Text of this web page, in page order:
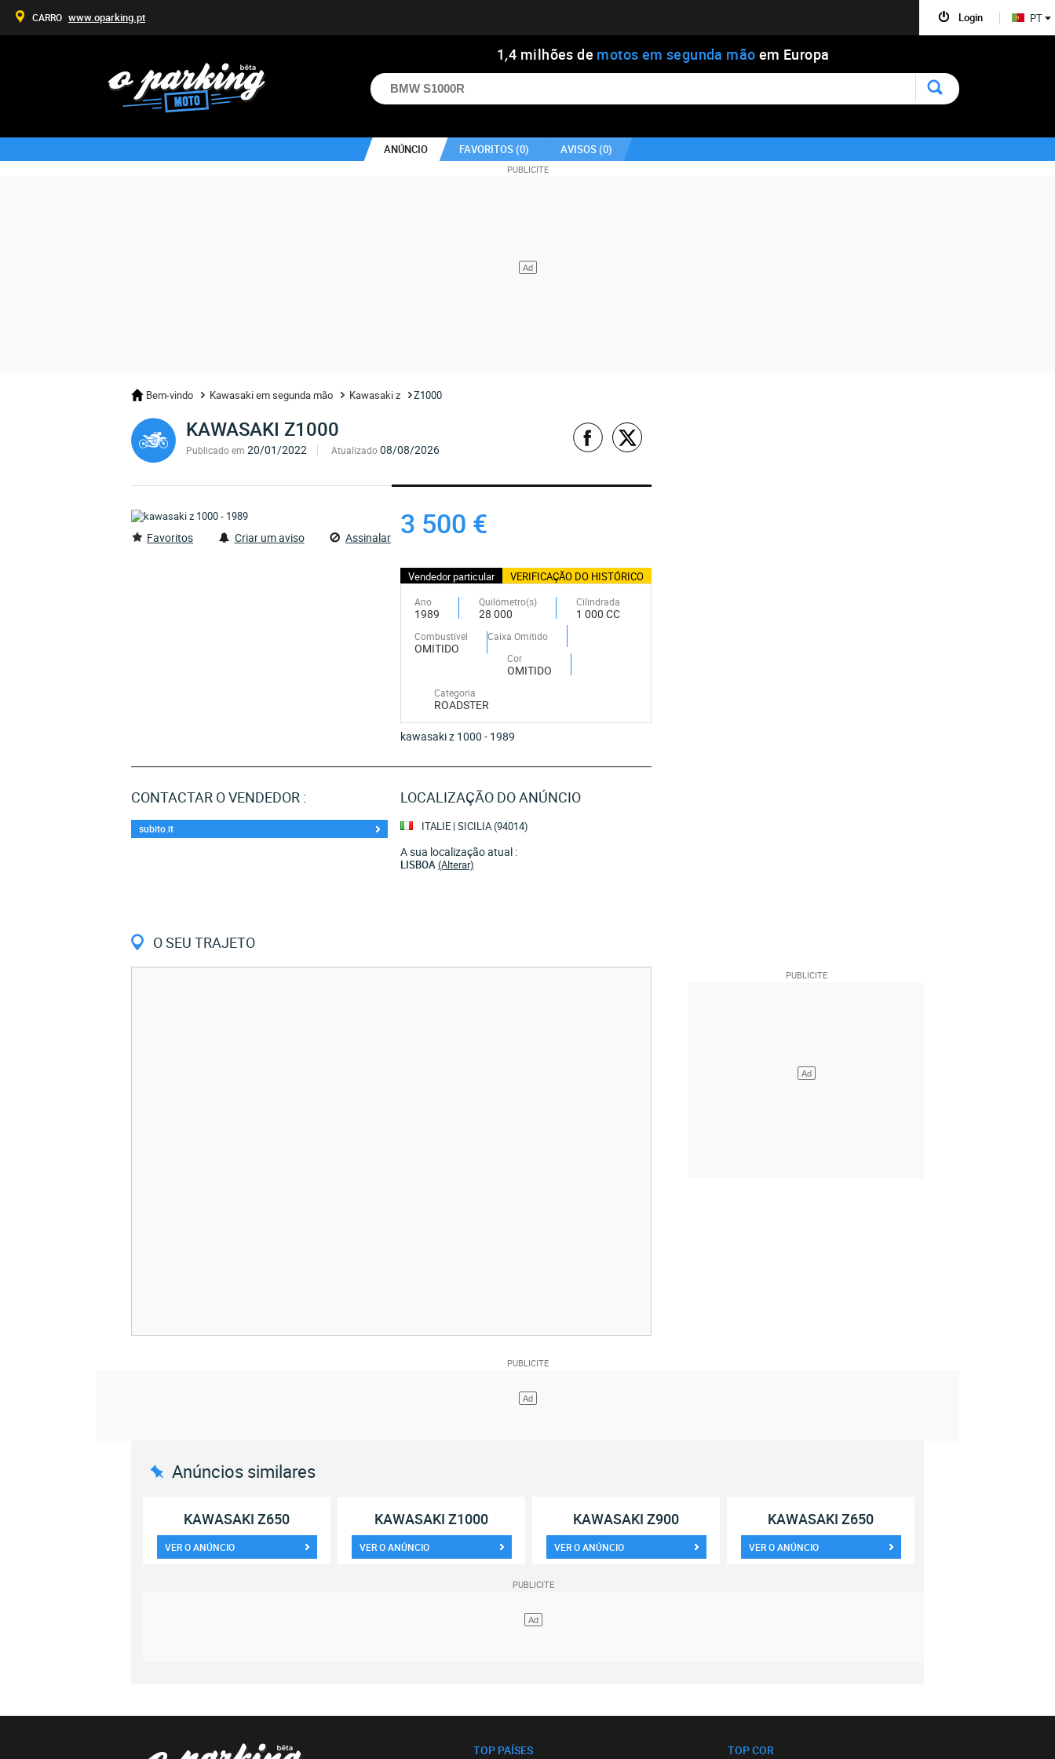
1,4 milhões de motos em segunda mão em Europa
ANÚNCIO FAVORITOS (0) AVISOS (0)
Bem-vindo Kawasaki em segunda mão Kawasaki z Z1000
KAWASAKI Z1000
Publicado em 20/01/2022 Atualizado08/08/2026
Favoritos Criar um aviso Assinalar 3 500 €
Vendedor particular VERIFICAÇÃO DO HISTÓRICO
Ano
1989
Quilómetro(s)
28 000
Cilindrada
1 000 CC
Combustível
OMITIDO
Caixa Omitido
Cor
OMITIDO
Categoria
ROADSTER
kawasaki z 1000 - 1989
CONTACTAR O VENDEDOR :
subito.it
LOCALIZAÇÃO DO ANÚNCIO
ITALIE | SICILIA (94014)
A sua localização atual :
LISBOA(Alterar)
O SEU TRAJETO
Anúncios similares
KAWASAKI Z650
VER O ANÚNCIO
KAWASAKI Z1000
VER O ANÚNCIO
KAWASAKI Z900
VER O ANÚNCIO
KAWASAKI Z650
VER O ANÚNCIO
TOP PAÍSES TOP COR
Login
CARRO www.oparking.pt PT